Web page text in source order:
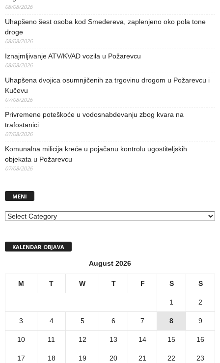
08/08/2026
Uhapšeno šest osoba kod Smedereva, zaplenjeno oko pola tone
droge
08/08/2026
Iznajmljivanje ATV/KVAD vozila u Požarevcu
08/08/2026
Uhapšena dvojica osumnjičenih za trgovinu drogom u Požarevcu i
Kučevu
07/08/2026
Privremene poteškoće u vodosnabdevanju zbog kvara na
trafostanici
07/08/2026
Komunalna milicija kreće u pojačanu kontrolu ugostiteljskih
objekata u Požarevcu
07/08/2026
MENI
MENI
KALENDAR OBJAVA
August 2026
M T W T F S S
1 2
3 4 5 6 7 8 9
10 11 12 13 14 15 16
17 18 19 20 21 22 23